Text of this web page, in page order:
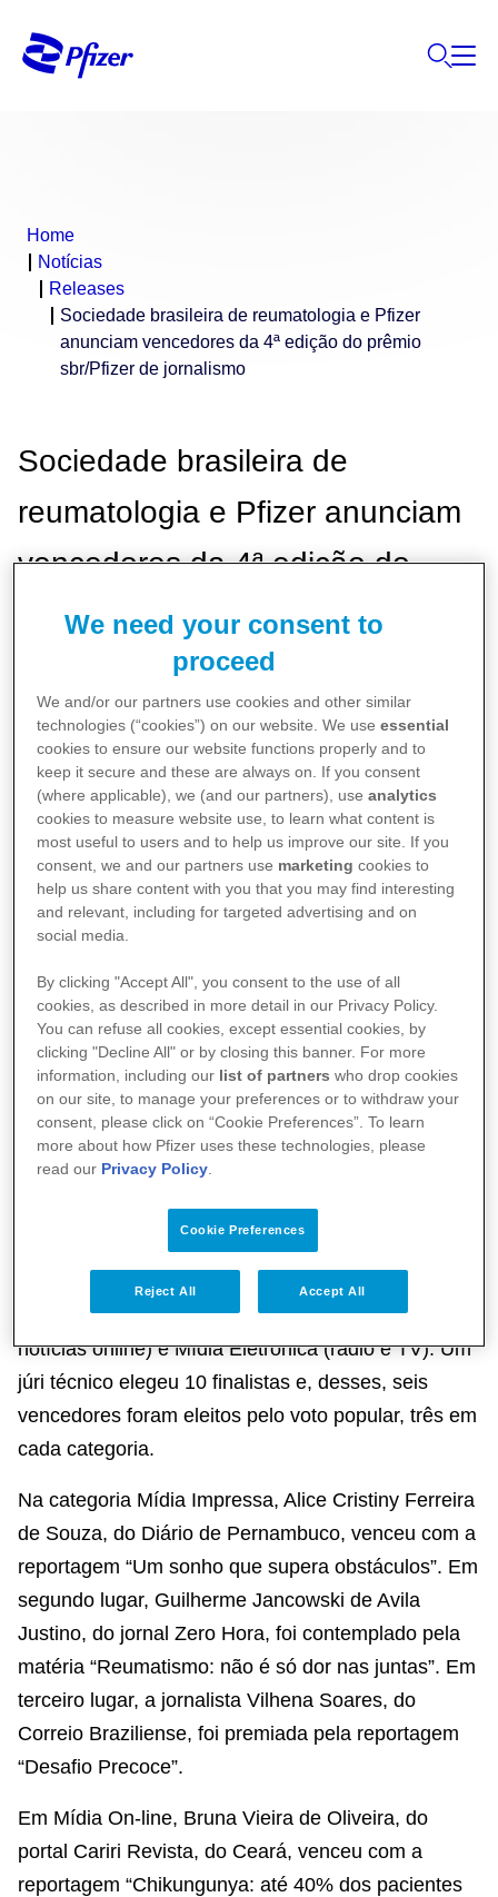
Home
Notícias
Releases
Sociedade brasileira de reumatologia e Pfizer
anunciam vencedores da 4ª edição do prêmio
sbr/Pfizer de jornalismo
Sociedade brasileira de
reumatologia e Pfizer anunciam
vencedores da 4ª edição do
prêmio sbr/Pfizer de jornalismo
Em sua 4ª edição, a premiação reconhece as
matérias que mais contribuíram para a
disseminação de informações sobre doenças
reumáticas
10/12/2019
A Sociedade Brasileira de Reumatologia (SBR) e a
Pfizer acabam de anunciar os vencedores do 4º
Prêmio SBR/Pfizer de Jornalismo - Doenças
Reumáticas. A premiação foi criada para valorizar
reportagens que contribuam com a missão de levar
ao público informações de qualidade sobre saúde
Foram 70 trabalhos inscritos de todas as regiões do
Brasil nas categorias Mídia Impressa (jornal e
revista), Mídia On-line (sites, blogs e agências de
notícias online) e Mídia Eletrônica (rádio e TV). Um
júri técnico elegeu 10 finalistas e, desses, seis
vencedores foram eleitos pelo voto popular, três em
cada categoria.
Na categoria Mídia Impressa, Alice Cristiny Ferreira
de Souza, do Diário de Pernambuco, venceu com a
reportagem “Um sonho que supera obstáculos”. Em
segundo lugar, Guilherme Jancowski de Avila
Justino, do jornal Zero Hora, foi contemplado pela
matéria “Reumatismo: não é só dor nas juntas”. Em
terceiro lugar, a jornalista Vilhena Soares, do
Correio Braziliense, foi premiada pela reportagem
“Desafio Precoce”.
Em Mídia On-line, Bruna Vieira de Oliveira, do
portal Cariri Revista, do Ceará, venceu com a
reportagem “Chikungunya: até 40% dos pacientes
We need your consent to
proceed
We and/or our partners use cookies and other similar
technologies (“cookies”) on our website. We useessential
cookies to ensure our website functions properly and to
keep it secure and these are always on. If you consent
(where applicable), we (and our partners), useanalytics
cookies to measure website use, to learn what content is
most useful to users and to help us improve our site. If you
consent, we and our partners use marketing cookies to
help us share content with you that you may find interesting
and relevant, including for targeted advertising and on
social media.
By clicking "Accept All", you consent to the use of all
cookies, as described in more detail in our Privacy Policy.
You can refuse all cookies, except essential cookies, by
clicking "Decline All" or by closing this banner. For more
information, including our list of partners who drop cookies
on our site, to manage your preferences or to withdraw your
consent, please click on “Cookie Preferences”. To learn
more about how Pfizer uses these technologies, please
read our Privacy Policy
Cookie Preferences
Reject All Accept All